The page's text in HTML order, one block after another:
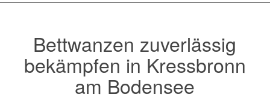
Bettwanzen zuverlässig
bekämpfen in Kressbronn
am Bodensee